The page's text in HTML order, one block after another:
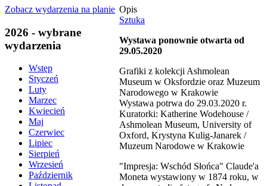
Zobacz wydarzenia na planie
2026 - wybrane
wydarzenia
Wstęp
Styczeń
Luty
Marzec
Kwiecień
Maj
Czerwiec
Lipiec
Sierpień
Wrzesień
Październik
Opis
Sztuka
Wystawa ponownie otwarta od
29.05.2020
Grafiki z kolekcji Ashmolean
Museum w Oksfordzie oraz Muzeum
Narodowego w Krakowie
Wystawa potrwa do 29.03.2020 r.
Kuratorki: Katherine Wodehouse /
Ashmolean Museum, University of
Oxford, Krystyna Kulig-Janarek /
Muzeum Narodowe w Krakowie
"Impresja: Wschód Słońca" Claude'a
Moneta wystawiony w 1874 roku, w